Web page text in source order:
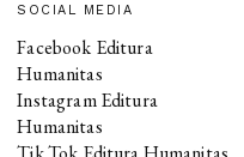
SOCIAL MEDIA
Facebook Editura
Humanitas
Instagram Editura
Humanitas